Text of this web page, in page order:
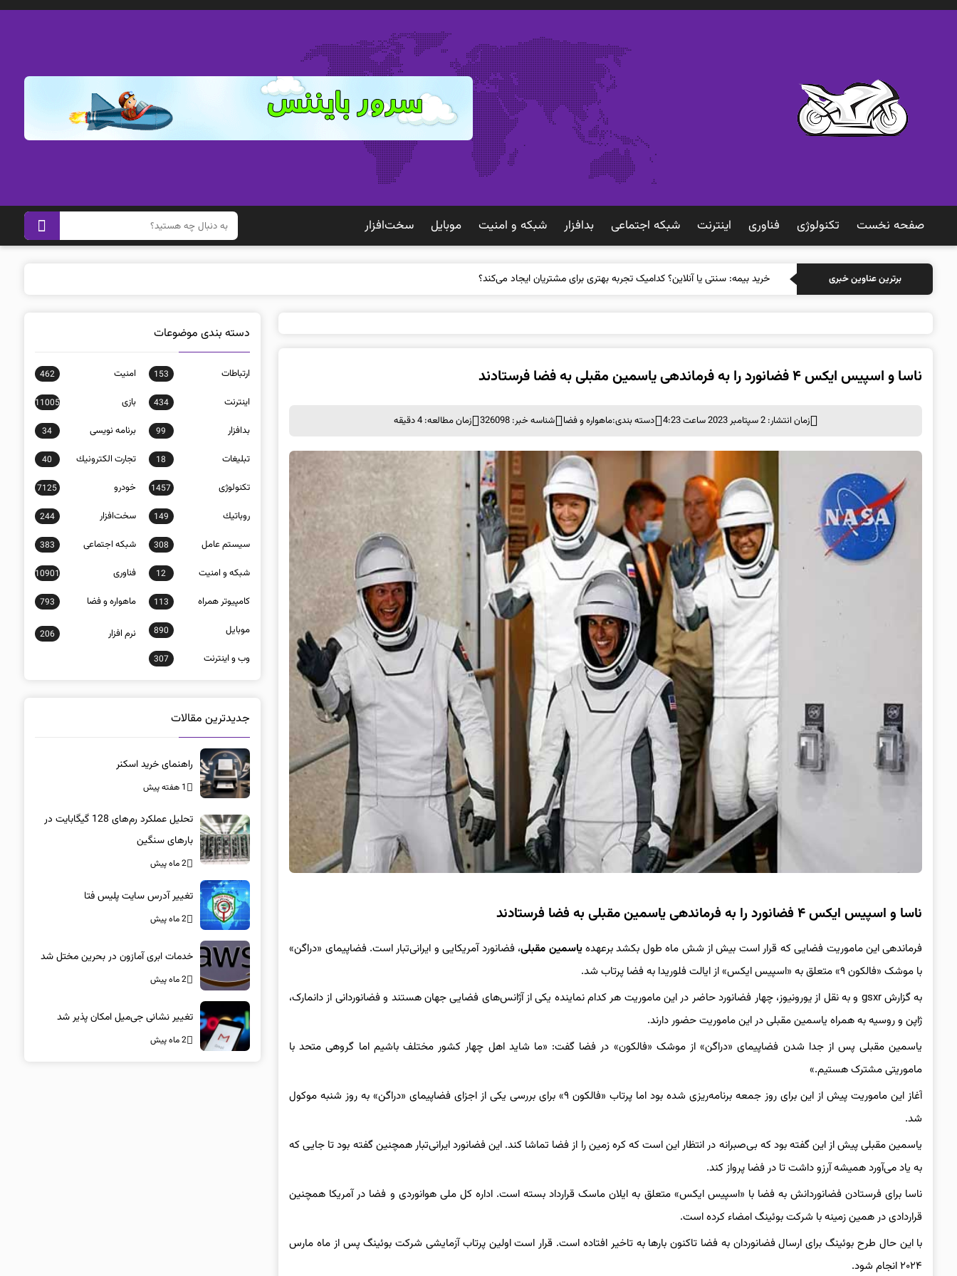
صفحه نخست تکنولوژی فناوری اينترنت شبكه اجتماعی بدافزار شبكه و امنيت موبايل سخت‌افزار
برترین عناوین خبری خری
ناسا و اسپیس ایکس ۴ فضانورد را به فرماندهی یاسمین مقبلی به فضا فرستادند
زمان انتشار: 2 سپتامبر 2023 ساعت 4:23 دسته بندی:ماهواره و فضا شناسه خبر: 326098 زمان مطالعه: 4 دقیقه
ناسا و اسپیس ایکس ۴ فضانورد را به فرماندهی یاسمین مقبلی به فضا فرستادند
فرماندهی این ماموریت فضایی که قرار است بیش از شش ماه طول بکشد برعهدهیاسمین مقبلی، فضانورد آمریکایی و ایرانی‌تبار است. فضاپیمای «دراگن»
با موشک «فالکون ۹» متعلق به «اسپیس ایکس» از ایالت فلوریدا به فضا پرتاب شد.
به گزارش gsxr و به نقل از یورونیوز، چهار فضانورد حاضر در این ماموریت هر کدام نماینده یکی از آژانس‌های فضایی جهان هستند و فضانوردانی از دانمارک،
ژاپن و روسیه به همراه یاسمین مقبلی در این ماموریت حضور دارند.
یاسمین مقبلی پس از جدا شدن فضاپیمای «دراگن» از موشک «فالکون» در فضا گفت: «ما شاید اهل چهار کشور مختلف باشیم اما گروهی متحد با
ماموریتی مشترک هستیم.»
آغاز این ماموریت پیش از این برای روز جمعه برنامه‌ریزی شده بود اما پرتاب «فالکون ۹» برای بررسی یکی از اجزای فضاپیمای «دراگن» به روز شنبه موکول
شد.
یاسمین مقبلی پیش از این گفته بود که بی‌صبرانه در انتظار این است که کره زمین را از فضا تماشا کند. این فضانورد ایرانی‌تبار همچنین گفته بود تا جایی که
به یاد می‌آورد همیشه آرزو داشت تا در فضا پرواز کند.
ناسا برای فرستادن فضانوردانش به فضا با «اسپیس ایکس» متعلق به ایلان ماسک قرارداد بسته است. اداره کل ملی هوانوردی و فضا در آمریکا همچنین
قراردادی در همین زمینه با شرکت بوئینگ امضاء کرده است.
با این حال طرح بوئینگ برای ارسال فضانوردان به فضا تاکنون بارها به تاخیر افتاده است. قرار است اولین پرتاب آزمایشی شرکت بوئینگ پس از ماه مارس
۲۰۲۴ انجام شود.
دسته بندی موضوعات
ارتباطات 153 امنيت 462
اينترنت 434 بازی 11005
بدافزار 99 برنامه نويسی 34
تبلیغات 18 تجارت الكترونيك 40
تکنولوژی 1457 خودرو 7125
روباتيك 149 سخت‌افزار 244
سيستم عامل 308 شبكه اجتماعی 383
شبكه و امنيت 12 فناوری 10901
كامپيوتر همراه 113 ماهواره و فضا 793
موبايل 890 نرم افزار 206
وب و اينترنت 307
جدیدترین مقالات
راهنمای خرید اسکنر
1 هفته پیش
تحلیل عملکرد رم‌های 128 گیگابایت در
بارهای سنگین
2 ماه پیش
تغییر آدرس سایت پلیس فتا
2 ماه پیش
خدمات ابری آمازون در بحرین مختل شد
2 ماه پیش
تغییر نشانی جی‌میل امکان پذیر شد
2 ماه پیش